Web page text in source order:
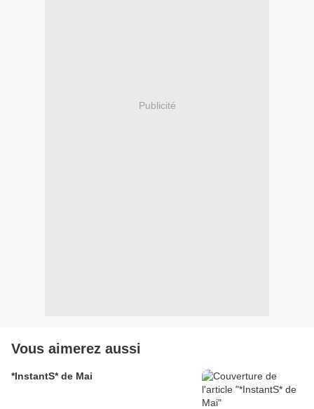
Publicité
Vous aimerez aussi
*InstantS* de Mai